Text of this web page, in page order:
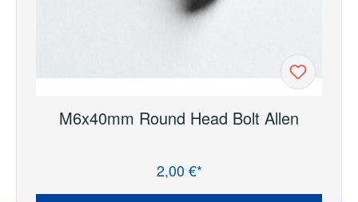
M6x40mm Round Head Bolt Allen
2,00 €*